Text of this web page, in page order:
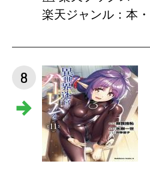
楽天ジャンル：本
8